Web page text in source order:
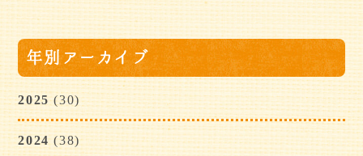
年別アーカイブ
2025(30)
2024(38)